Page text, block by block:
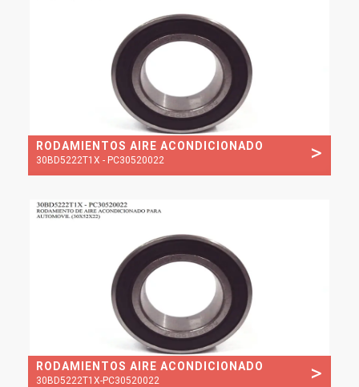
RODAMIENTOS AIRE ACONDICIONADO
30BD5222T1X - PC30520022 >
RODAMIENTOS AIRE ACONDICIONADO
30BD5222T1X-PC30520022 >